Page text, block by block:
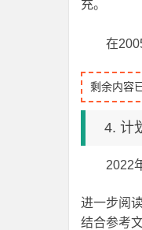
充。
在
剩余内容
4. 计
2022
进一步阅
结合参考